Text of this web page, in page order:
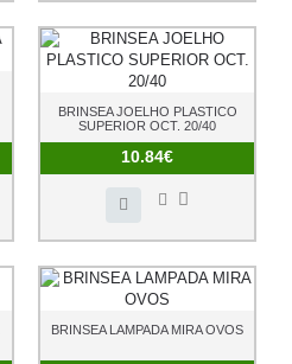
BRINSEA JOELHO PLASTICO
SUPERIOR OCT. 20/40
10.84€
BRINSEA LAMPADA MIRA OVOS